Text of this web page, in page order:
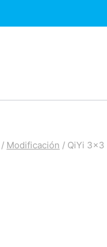
/ Modificación / QiYi